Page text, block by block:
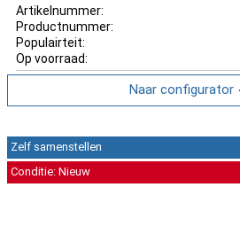
Artikelnummer:
Productnummer:
Populairteit:
Op voorraad:
Naar configurator
Zelf samenstellen
Conditie: Nieuw